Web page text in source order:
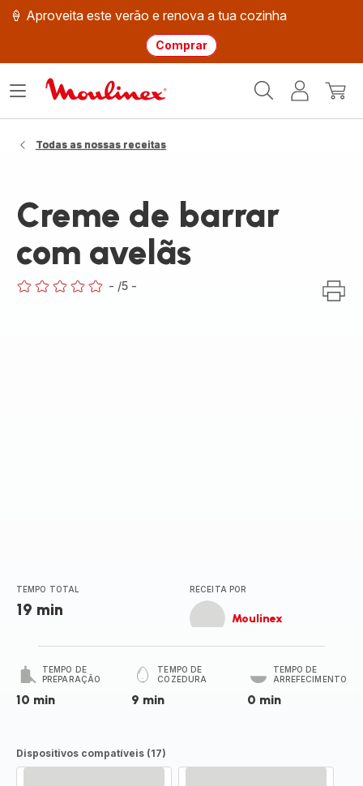
🍦 Aproveita este verão e renova a tua cozinha
Comprar
Moulinex
O
Abrir
Todas as nossas receitas
Creme de barrar
com avelãs
- /5 -
TEMPO TOTAL
19 min
RECEITA POR
Moulinex
TEMPO DE
PREPARAÇÃO
10 min
TEMPO DE
COZEDURA
9 min
TEMPO DE
ARREFECIMENTO
0 min
Dispositivos compatíveis (17)